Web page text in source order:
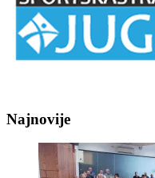
Najnovije